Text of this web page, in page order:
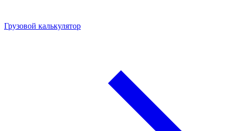
Грузовой калькулятор